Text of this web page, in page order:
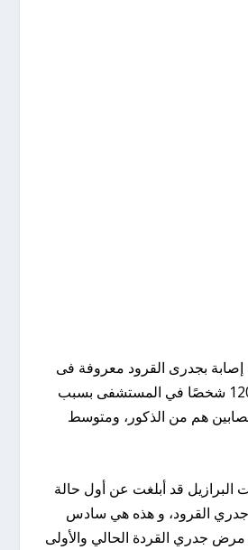
4298 حالة إصابة بجدرى القرود معروفة فى
البلاد، انتهى الأمر بـ 120 شخصًا في المستشفى بسبب
هم من الذكور، ومتوسط
قد أبلغت عن أول حالة
القرود، و هذه هي سادس
جدري القردة الحالي والأولى